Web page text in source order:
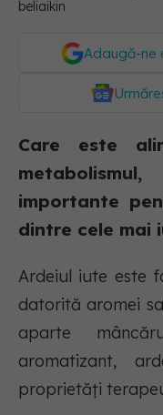
beliaikin
Adaugă-ne
Care este
importante
dintre cele mai
Ardeiul iute este
datorită aromei
aparte
aromatizant,
proprietăți